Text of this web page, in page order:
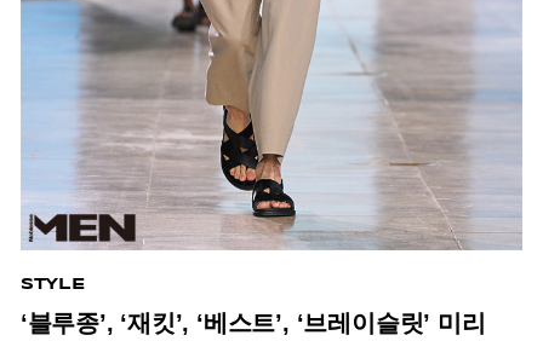
STYLE
‘블루종’, ‘재킷’, ‘베스트’, ‘브레이슬릿’ 미리